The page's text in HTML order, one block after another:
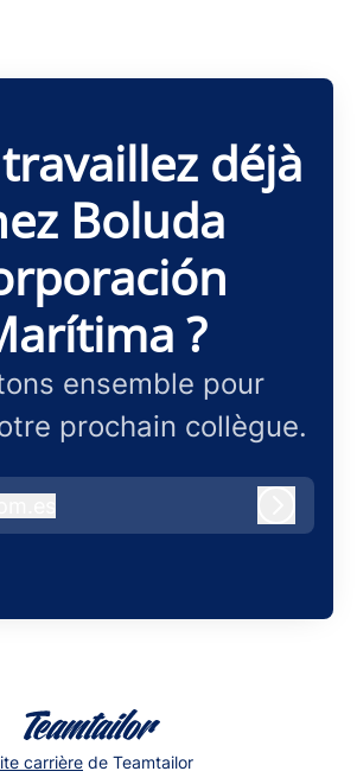
déjà
Boluda
?
ensemble pour
prochain collègue.
carrière de Teamtailor